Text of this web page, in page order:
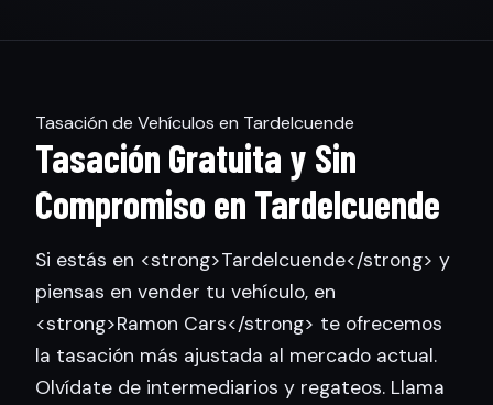
Tasación de Vehículos en Tardelcuende
Tasación Gratuita y Sin
Compromiso en Tardelcuende
Si estás en <strong>Tardelcuende</strong> y
piensas en vender tu vehículo, en
<strong>Ramon Cars</strong> te ofrecemos
la tasación más ajustada al mercado actual.
Olvídate de intermediarios y regateos. Llama